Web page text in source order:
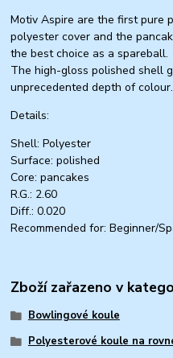
Motiv Aspire are the first pure
polyester cover and the
the best choice as a spareball.
The high-gloss polished shell
unprecedented depth of colour.
Details:
Shell: Polyester
Surface: polished
Core: pancakes
R.G.: 2.60
Diff.: 0.020
Recommended for: Beginner/
Zboží zařazeno v
Bowlingové koule
Polyesterové koule na